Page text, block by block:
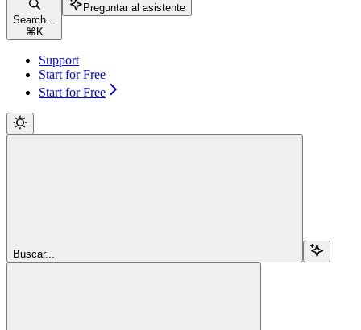
Search...
⌘ K
Preguntar al asistente
Support
Start for Free
Start for Free
Buscar...